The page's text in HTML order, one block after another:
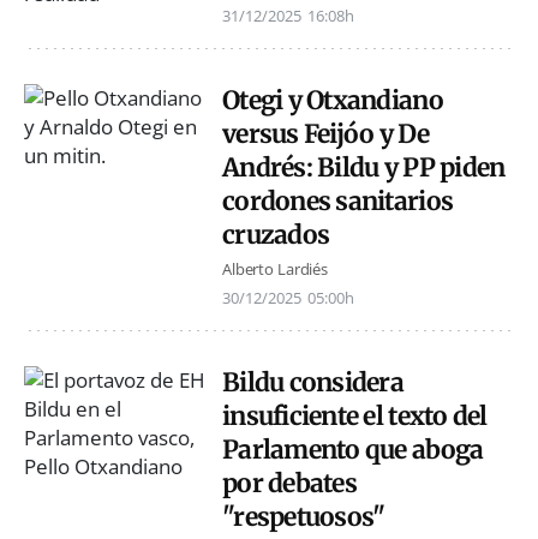
31/12/2025 16:08h
Otegi y Otxandiano
versus Feijóo y De
Andrés: Bildu y PP piden
cordones sanitarios
cruzados
Alberto Lardiés
30/12/2025 05:00h
Bildu considera
insuficiente el texto del
Parlamento que aboga
por debates
"respetuosos"